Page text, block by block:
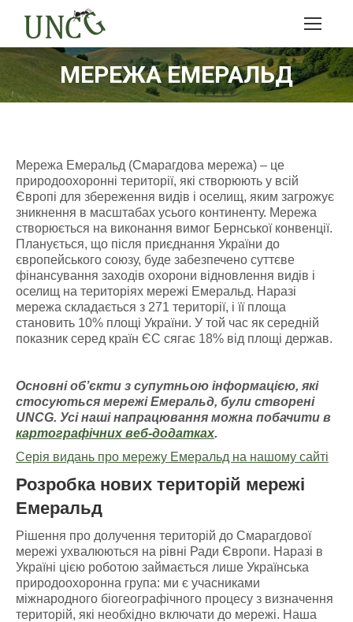
МЕРЕЖА ЕМЕРАЛЬД
Мережа Емеральд (Смарагдова мережа) – це
природоохоронні території, які створюють у всій
Європі для збереження видів і оселищ, яким загрожує
зникнення в масштабах усього континенту. Мережа
створюється на виконання вимог Бернської конвенції.
Планується, що після приєднання України до
європейського союзу, буде забезпечено суттєве
фінансування заходів охорони відновлення видів і
оселищ на територіях мережі Емеральд. Наразі
мережа складається з 271 території, і її площа
становить 10% площі України. У той час як середній
показник серед країн ЄС сягає 18% від площі держав.
Основні об’єкти з супутньою інформацією, які
стосуються мережі Емеральд, були створені
UNCG. Усі наші напрацювання можна побачити в
картографічних веб-додатках.
Серія видань про мережу Емеральд на нашому сайті
Розробка нових територій мережі
Емеральд
Рішення про долучення територій до Смарагдової
мережі ухвалюються на рівні Ради Європи. Наразі в
Україні цією роботою займається лише Українська
природоохоронна група: ми є учасниками
міжнародного біогеографічного процесу з визначення
територій, які необхідно включати до мережі. Наша